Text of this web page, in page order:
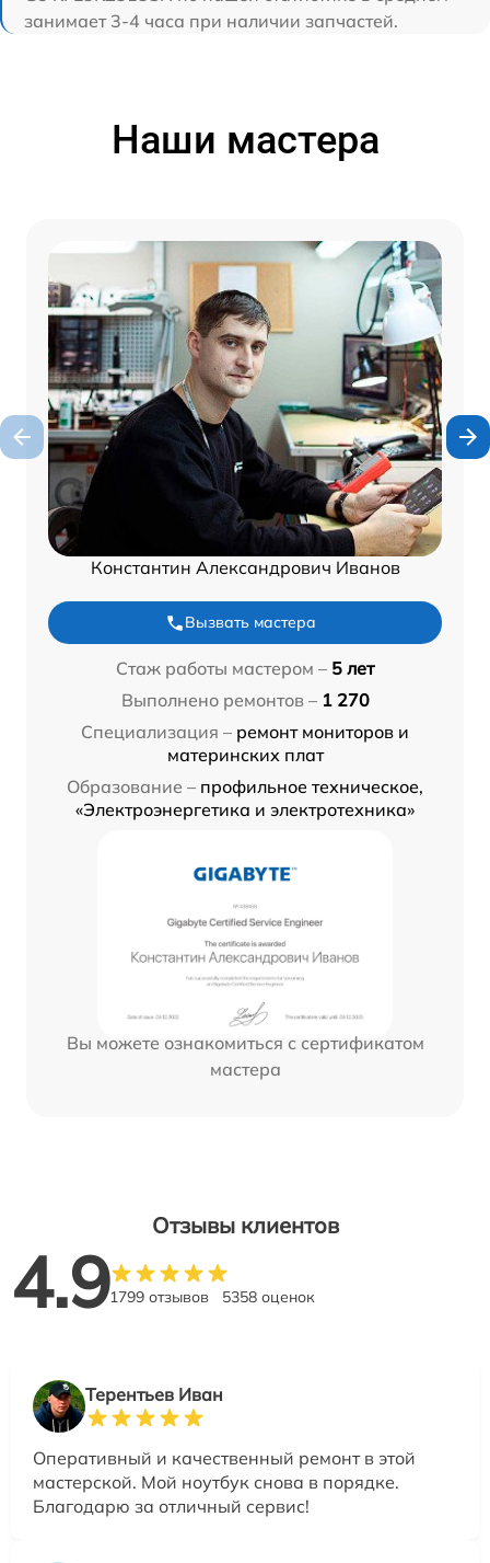
занимает 3-4 часа при наличии запчастей.
Наши мастера
Константин Александрович Иванов
Вызвать мастера
Стаж работы мастером – 5 лет
Выполнено ремонтов – 1 270
Специализация – ремонт мониторов и
материнских плат
Образование – профильное техническое,
«Электроэнергетика и электротехника»
Вы можете ознакомиться с сертификатом
мастера
Отзывы клиентов
4.91799 отзывов 5358 оценок
Терентьев Иван
Оперативный и качественный ремонт в этой
мастерской. Мой ноутбук снова в порядке.
Благодарю за отличный сервис!